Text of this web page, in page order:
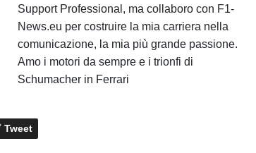
Support Professional, ma collaboro con F1-
News.eu per costruire la mia carriera nella
comunicazione, la mia più grande passione.
Amo i motori da sempre e i trionfi di
Schumacher in Ferrari
Tweet